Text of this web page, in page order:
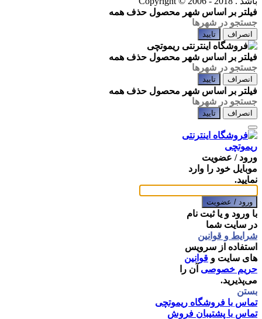
فیلتر بر اساس شهر محصول حذف همه
انصراف تایید
فیلتر بر اساس شهر محصول حذف همه
انصراف تایید
فیلتر بر اساس شهر محصول حذف همه
انصراف تایید
ورود / عضویت
موبایل خود را وارد
نمایید.
ورود / عضویت
با ورود و یا ثبت نام
در سایت شما
شرایط و قوانین
استفاده از سرویس
های سایت و قوانین
حریم خصوصی آن را
می‌پذیرید.
بستن
تماس با فروشگاه ریموتچی
تماس با پشتیبان فروش